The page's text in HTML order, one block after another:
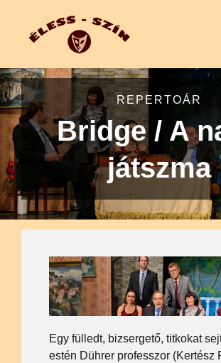
REPERTOÁR
Bridge / A
játszma
Egy fülledt, bizsergető, titkokat
estén Dührer professzor (Kertész